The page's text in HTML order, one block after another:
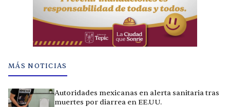
MÁS NOTICIAS
Autoridades mexicanas en alerta sanitaria tras
muertes por diarrea en EE.UU.